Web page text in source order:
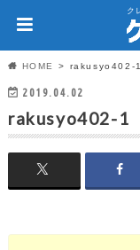
ク
HOME rakusyo402-1
2019.04.02
rakusyo402-1